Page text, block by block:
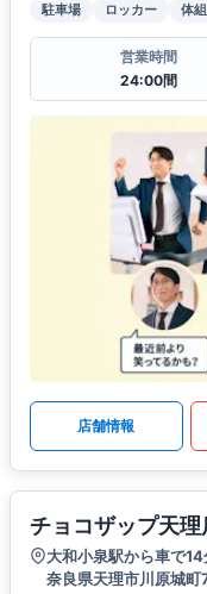
駐車場 ロッカー 体
営業時間
24:00間
店舗情報
チョコザップ天理
大和小泉駅から車で14
奈良県天理市川原城